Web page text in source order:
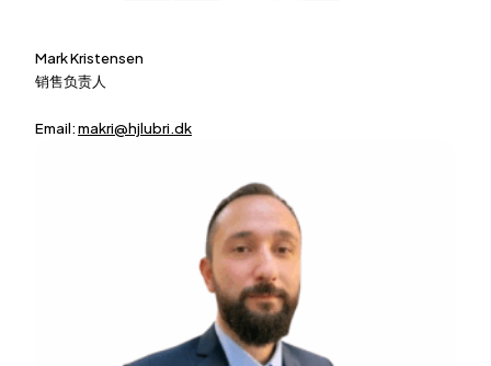
Mark Kristensen
销售负责人
Email:makri@hjlubri.dk